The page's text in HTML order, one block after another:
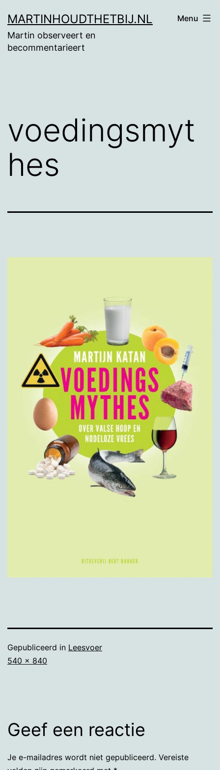
naar
de
MARTINHOUDTHETBIJ.NL
Martin observeert en
becommentarieert
Menu
voedingsmyt
hes
Gepubliceerd in Leesvoer
Volledige
540 × 840
Geef een reactie
Je e-mailadres wordt niet gepubliceerd. Vereiste